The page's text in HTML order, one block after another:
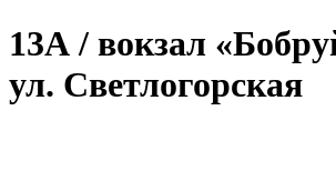
13А / вокзал
ул. Светлогорская